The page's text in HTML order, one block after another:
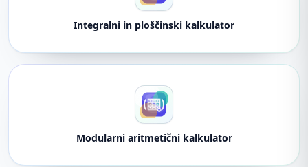
Integralni in ploščinski kalkulator
Modularni aritmetični kalkulator